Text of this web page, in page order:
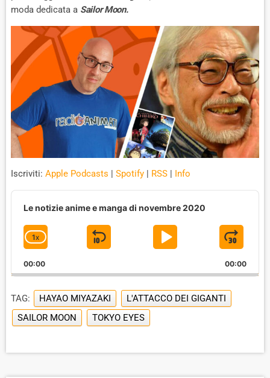
moda dedicata a Sailor Moon.
Iscriviti: Apple Podcasts | Spotify | RSS | Info
A
a
e
r
Le notizie anime e manga di novembre 2020
C
A
N
G
E
P
L
Y
A
1X
S
I
P
B
A
P
A
Y
P
J
U
M
P
F
00:00 00:00
TAG: HAYAO MIYAZAKI
L'ATTACCO DEI GIGANTI
SAILOR MOON
TOKYO EYES